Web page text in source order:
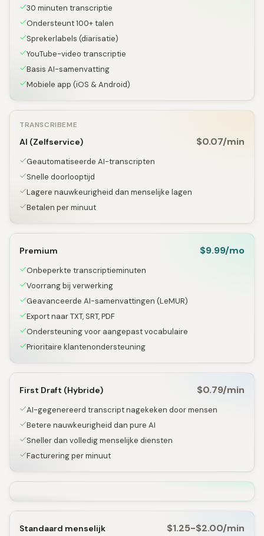
30 minuten transcriptie
Ondersteunt 100+ talen
Sprekerlabels (diarisatie)
YouTube-video transcriptie
Basis AI-samenvatting
Mobiele app (iOS & Android)
TRANSCRIBEME
AI (Zelfservice) $0.07/min
Geautomatiseerde AI-transcripten
Snelle doorlooptijd
Lagere nauwkeurigheid dan menselijke lagen
Betalen per minuut
Premium $9.99/mo
Onbeperkte transcriptieminuten
Voorrang bij verwerking
Geavanceerde AI-samenvattingen (LeMUR)
Export naar TXT, SRT, PDF
Ondersteuning voor aangepast vocabulaire
Prioritaire klantenondersteuning
First Draft (Hybride) $0.79/min
AI-gegenereerd transcript nagekeken door mensen
Betere nauwkeurigheid dan pure AI
Sneller dan volledig menselijke diensten
Facturering per minuut
Standaard menselijk $1.25-$2.00/min